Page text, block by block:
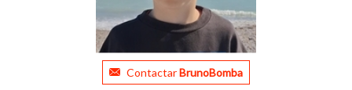
ContactarBrunoBomba